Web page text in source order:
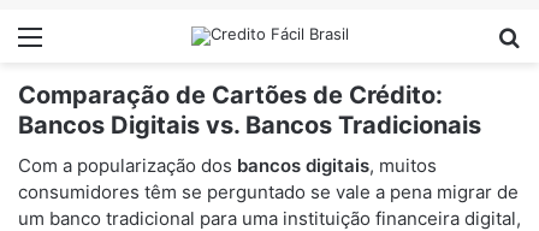
Menu
Comparação de Cartões de Crédito:
Bancos Digitais vs. Bancos Tradicionais
Com a popularização dos bancos digitais, muitos
consumidores têm se perguntado se vale a pena migrar de
um banco tradicional para uma instituição financeira digital,